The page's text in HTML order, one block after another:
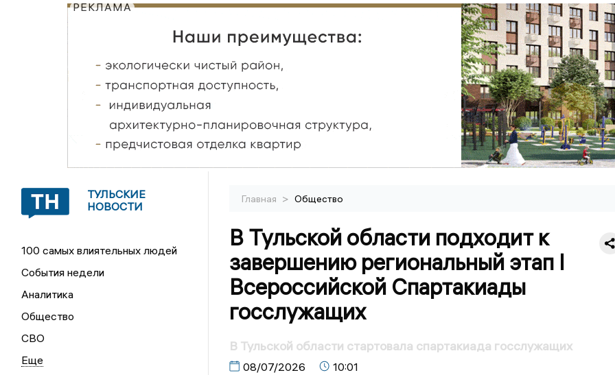
РЕКЛАМА
ТУЛЬСКИЕ
НОВОСТИ
100 самых влиятельных людей
События недели
Аналитика
Общество
СВО
Главная > Общество
В Тульской области подходит к
завершению региональный этап I
Всероссийской Спартакиады
госслужащих
В Тульской области стартовала спартакиада госслужащих
08/07/2026 10:01